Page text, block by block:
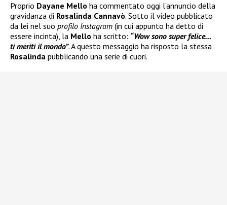
Proprio Dayane Mello ha commentato oggi l’annuncio della
gravidanza di Rosalinda Cannavò. Sotto il video pubblicato
da lei nel suo profilo Instagram (in cui appunto ha detto di
essere incinta), la Mello ha scritto: “Wow sono super felice…
ti meriti il mondo”. A questo messaggio ha risposto la stessa
Rosalinda pubblicando una serie di cuori.